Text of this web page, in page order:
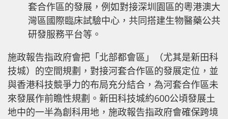
套合作區的發展，例如對接深圳園區的粵港澳大
灣區國際臨床試驗中心，共同搭建生物醫藥公共
研發服務平台等。
施政報告指政府會把「北部都會區」（尤其是新田科
技城）的空間規劃，對接河套合作區的發展定位，並
與香港科技競爭力的布局充分結合，為河套合作區未
來發展作前瞻性規劃。新田科技城約600公頃發展土
地中的一半為創科用地，施政報告指政府會確保跨境